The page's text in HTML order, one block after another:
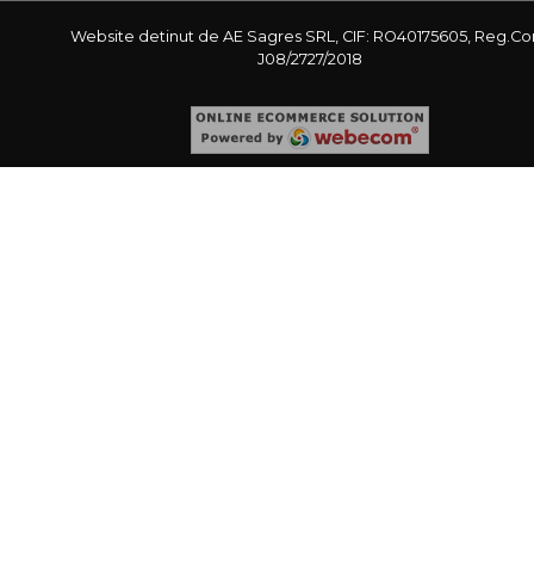
Website detinut de AE Sagres SRL, CIF: RO40175605,
J08/2727/2018